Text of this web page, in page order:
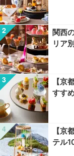
関西
リア
【京
すす
【京
テル